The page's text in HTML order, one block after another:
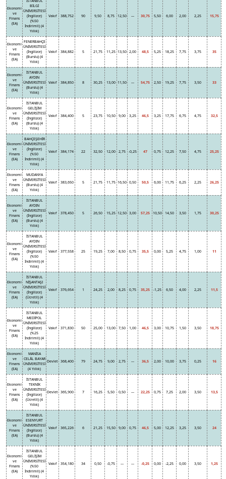
Ekonomi
ve
Finans
(EA)
BİLGİ
ÜNİVERSİTESİ
(İngilizce)
(%50
İndirimli) (4
Yıllık)
Vakıf 388,752 90 9,50 8,75 12,50 --- 30,75 5,50 6,00 2,00 2,25 15,75
Ekonomi
ve
Finans
(EA)
FENERBAHÇE
ÜNİVERSİTESİ
(İngilizce)
(Burslu) (4
Yıllık)
Vakıf 384,882 5 21,75 11,25 13,50 2,00 48,5 5,25 18,25 7,75 3,75 35
Ekonomi
ve
Finans
(EA)
İSTANBUL
AYDIN
ÜNİVERSİTESİ
(Burslu) (4
Yıllık)
Vakıf 384,850 8 30,25 13,00 11,50 --- 54,75 2,50 19,25 7,75 3,50 33
Ekonomi
ve
Finans
(EA)
İSTANBUL
GELİŞİM
ÜNİVERSİTESİ
(İngilizce)
(Burslu) (4
Yıllık)
Vakıf 384,400 5 23,75 10,50 9,00 3,25 46,5 3,25 17,75 6,75 4,75 32,5
Ekonomi
ve
Finans
(EA)
BAHÇEŞEHİR
ÜNİVERSİTESİ
(İngilizce)
(%50
İndirimli) (4
Yıllık)
Vakıf 384,174 22 32,50 12,00 2,75 -0,25 47 0,75 12,25 7,50 4,75 25,25
Ekonomi
ve
Finans
(EA)
MUDANYA
ÜNİVERSİTESİ
(Burslu) (4
Yıllık)
Vakıf 383,650 5 21,75 11,75 16,50 0,50 50,5 6,00 11,75 6,25 2,25 26,25
Ekonomi
ve
Finans
(EA)
İSTANBUL
AYDIN
ÜNİVERSİTESİ
(İngilizce)
(Burslu) (4
Yıllık)
Vakıf 378,450 5 26,50 15,25 12,50 3,00 57,25 10,50 14,50 3,50 1,75 30,25
Ekonomi
ve
Finans
(EA)
İSTANBUL
AYDIN
ÜNİVERSİTESİ
(İngilizce)
(%50
İndirimli) (4
Yıllık)
Vakıf 377,558 25 19,25 7,00 8,50 0,75 35,5 0,00 5,25 4,75 1,00 11
Ekonomi
ve
Finans
(EA)
İSTANBUL
NİŞANTAŞI
ÜNİVERSİTESİ
(İngilizce)
(Ücretli) (4
Yıllık)
Vakıf 376,654 1 24,25 2,00 8,25 0,75 35,25 -1,25 6,50 4,00 2,25 11,5
Ekonomi
ve
Finans
(EA)
İSTANBUL
MEDİPOL
ÜNİVERSİTESİ
(İngilizce)
(%25
İndirimli) (4
Yıllık)
Vakıf 371,830 50 25,00 13,00 7,50 1,00 46,5 3,00 10,75 1,50 3,50 18,75
Ekonomi
ve
Finans
(EA)
MANİSA
CELÂL BAYAR
ÜNİVERSİTESİ
(4 Yıllık)
Devlet 368,400 79 24,75 9,00 2,75 --- 36,5 2,00 10,00 3,75 0,25 16
Ekonomi
ve
Finans
(EA)
İSTANBUL
TEKNİK
ÜNİVERSİTESİ
(İngilizce)
(Ücretli) (4
Yıllık)
Devlet 365,900 7 16,25 5,50 0,50 --- 22,25 0,75 7,25 2,00 3,50 13,5
Ekonomi
ve
Finans
(EA)
İSTANBUL
ESENYURT
ÜNİVERSİTESİ
(İngilizce)
(Burslu) (4
Yıllık)
Vakıf 365,226 6 21,25 15,50 9,00 0,75 46,5 5,00 12,25 3,25 3,50 24
Ekonomi
ve
Finans
(EA)
İSTANBUL
GELİŞİM
ÜNİVERSİTESİ
(%50
İndirimli) (4
Yıllık)
Vakıf 354,180 34 0,50 -0,75 --- --- -0,25 0,00 -2,25 0,00 3,50 1,25